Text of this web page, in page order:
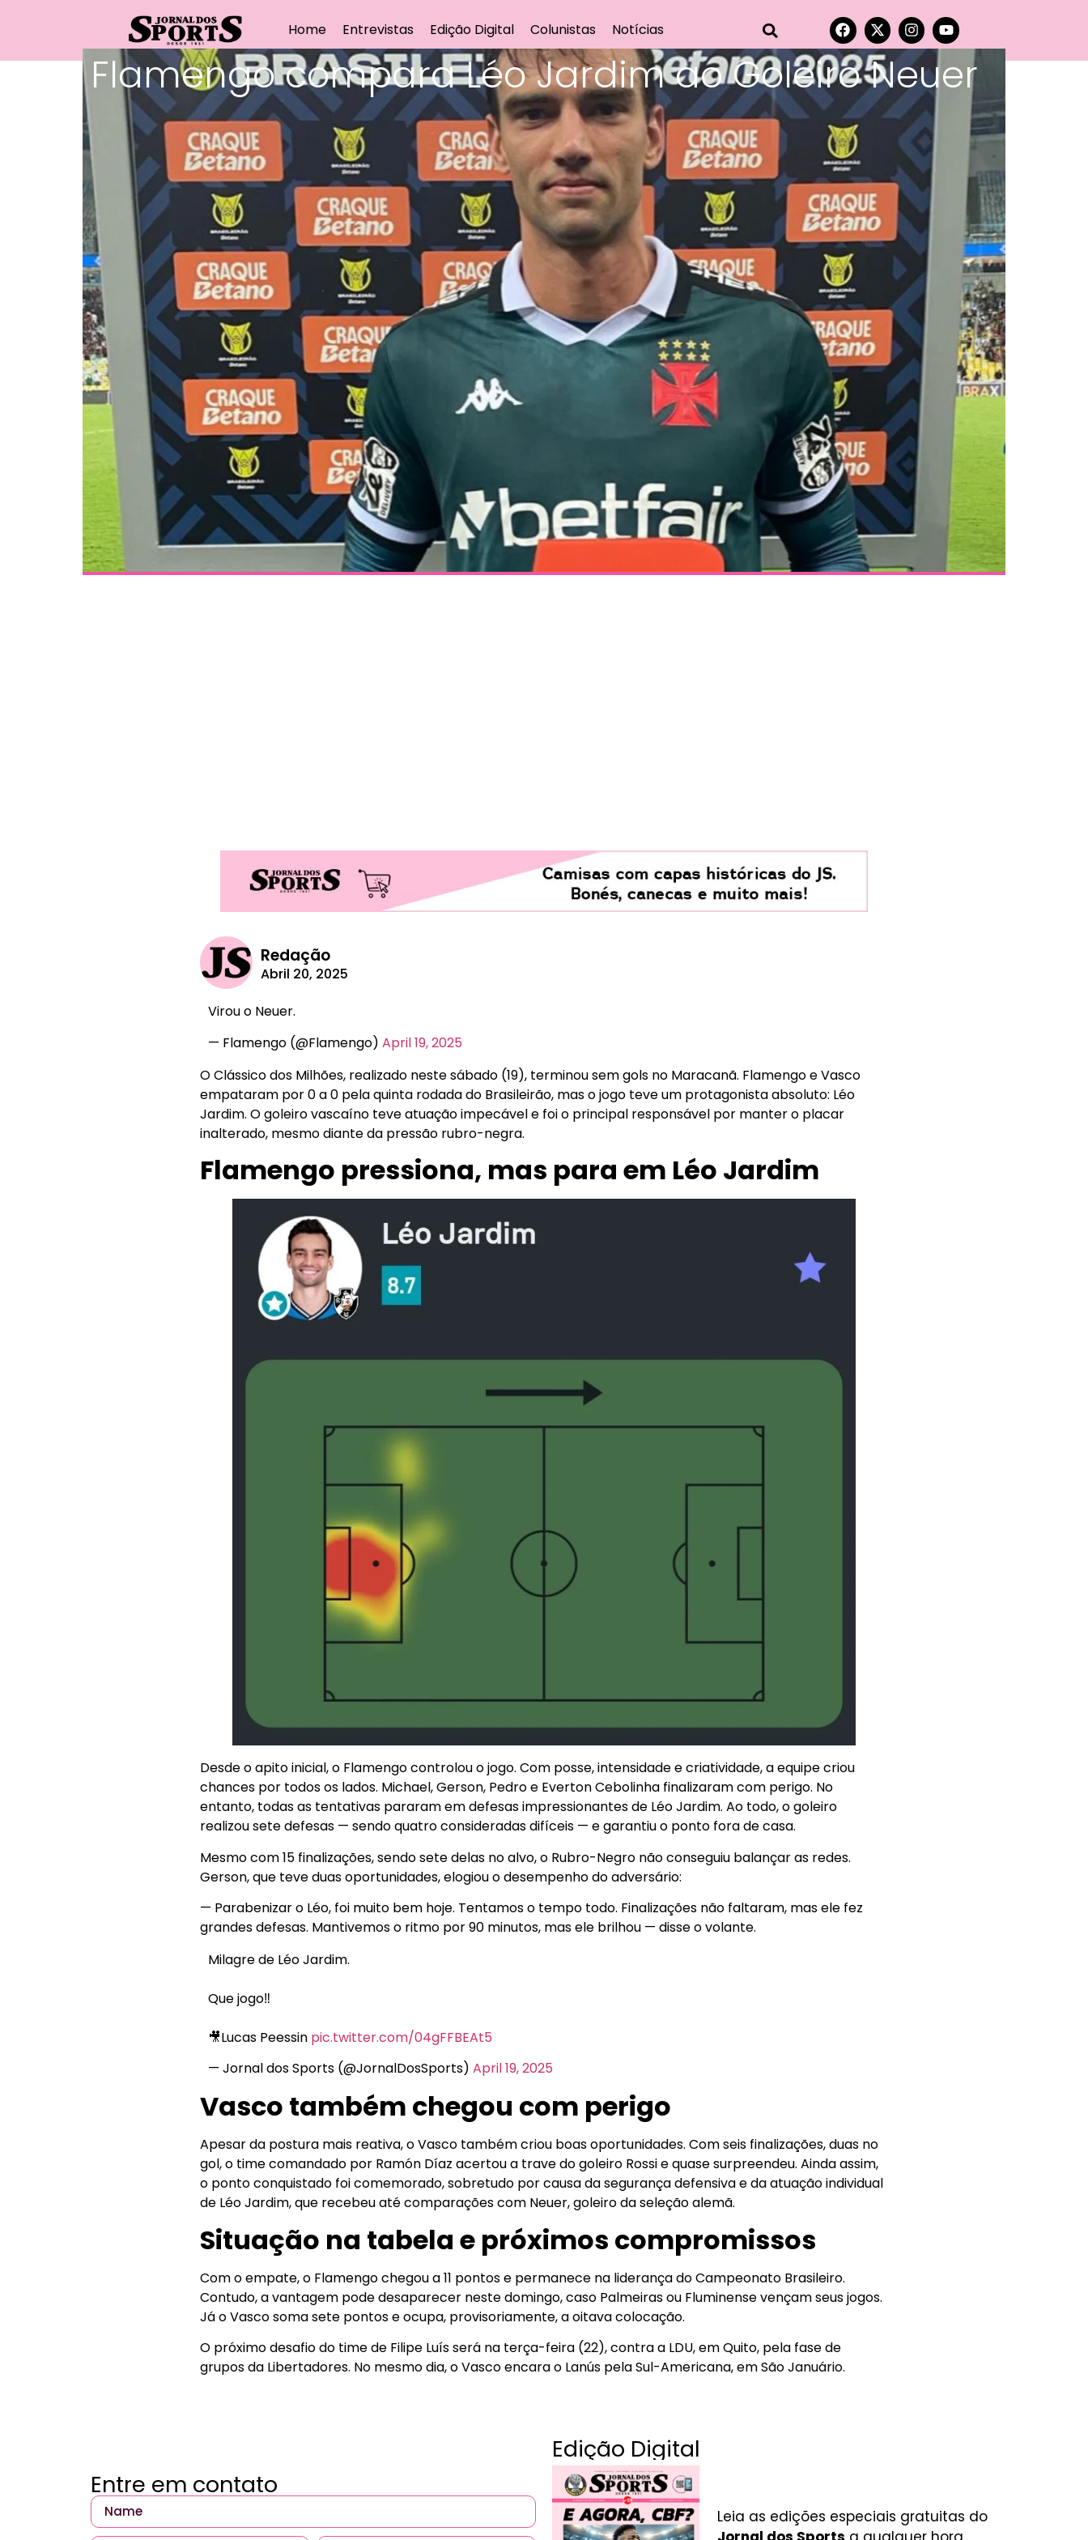
Home Entrevistas Edição Digital Colunistas Notícias
Flamengo compara Léo Jardim ao Goleiro Neuer
Redação
Abril 20, 2025
Virou o Neuer.
— Flamengo (@Flamengo) April 19, 2025
O Clássico dos Milhões, realizado neste sábado (19), terminou sem gols no Maracanã. Flamengo e Vasco
empataram por 0 a 0 pela quinta rodada do Brasileirão, mas o jogo teve um protagonista absoluto: Léo
Jardim. O goleiro vascaíno teve atuação impecável e foi o principal responsável por manter o placar
inalterado, mesmo diante da pressão rubro-negra.
Flamengo pressiona, mas para em Léo Jardim
Desde o apito inicial, o Flamengo controlou o jogo. Com posse, intensidade e criatividade, a equipe criou
chances por todos os lados. Michael, Gerson, Pedro e Everton Cebolinha finalizaram com perigo. No
entanto, todas as tentativas pararam em defesas impressionantes de Léo Jardim. Ao todo, o goleiro
realizou sete defesas — sendo quatro consideradas difíceis — e garantiu o ponto fora de casa.
Mesmo com 15 finalizações, sendo sete delas no alvo, o Rubro-Negro não conseguiu balançar as redes.
Gerson, que teve duas oportunidades, elogiou o desempenho do adversário:
— Parabenizar o Léo, foi muito bem hoje. Tentamos o tempo todo. Finalizações não faltaram, mas ele fez
grandes defesas. Mantivemos o ritmo por 90 minutos, mas ele brilhou — disse o volante.
Milagre de Léo Jardim.
Que jogo‼️
🎥Lucas Peessin pic.twitter.com/04gFFBEAt5
— Jornal dos Sports (@JornalDosSports) April 19, 2025
Vasco também chegou com perigo
Apesar da postura mais reativa, o Vasco também criou boas oportunidades. Com seis finalizações, duas no
gol, o time comandado por Ramón Díaz acertou a trave do goleiro Rossi e quase surpreendeu. Ainda assim,
o ponto conquistado foi comemorado, sobretudo por causa da segurança defensiva e da atuação individual
de Léo Jardim, que recebeu até comparações com Neuer, goleiro da seleção alemã.
Situação na tabela e próximos compromissos
Com o empate, o Flamengo chegou a 11 pontos e permanece na liderança do Campeonato Brasileiro.
Contudo, a vantagem pode desaparecer neste domingo, caso Palmeiras ou Fluminense vençam seus jogos.
Já o Vasco soma sete pontos e ocupa, provisoriamente, a oitava colocação.
O próximo desafio do time de Filipe Luís será na terça-feira (22), contra a LDU, em Quito, pela fase de
grupos da Libertadores. No mesmo dia, o Vasco encara o Lanús pela Sul-Americana, em São Januário.
Entre em contato
Edição Digital
Leia as edições especiais gratuitas do